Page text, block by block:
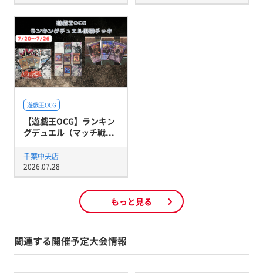
遊戯王OCG
【遊戯王OCG】ランキン
グデュエル（マッチ戦...
千葉中央店
2026.07.28
もっと見る
関連する開催予定大会情報